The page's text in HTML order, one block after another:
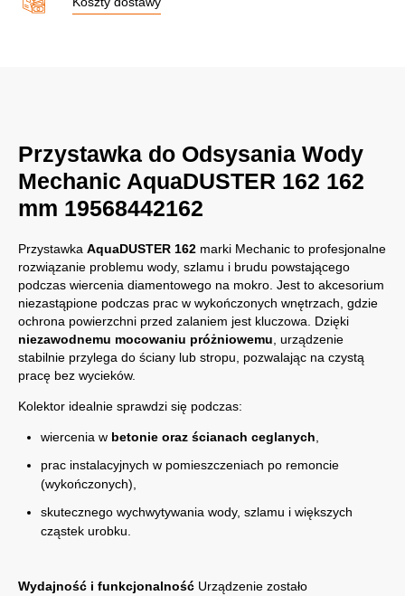
Przystawka do Odsysania Wody
Mechanic AquaDUSTER 162 162
mm 19568442162
Przystawka AquaDUSTER 162 marki Mechanic to profesjonalne
rozwiązanie problemu wody, szlamu i brudu powstającego
podczas wiercenia diamentowego na mokro. Jest to akcesorium
niezastąpione podczas prac w wykończonych wnętrzach, gdzie
ochrona powierzchni przed zalaniem jest kluczowa. Dzięki
niezawodnemu mocowaniu próżniowemu, urządzenie
stabilnie przylega do ściany lub stropu, pozwalając na czystą
pracę bez wycieków.
Kolektor idealnie sprawdzi się podczas:
wiercenia w betonie oraz ścianach ceglanych,
prac instalacyjnych w pomieszczeniach po remoncie
(wykończonych),
skutecznego wychwytywania wody, szlamu i większych
cząstek urobku.
Wydajność i funkcjonalność Urządzenie zostało